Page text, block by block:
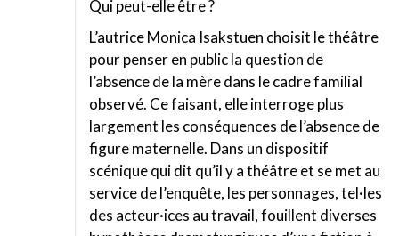
Qui peut-elle être ?
L’autrice Monica Isakstuen choisit le théâtre
pour penser en public la question de
l’absence de la mère dans le cadre familial
observé. Ce faisant, elle interroge plus
largement les conséquences de l’absence de
figure maternelle. Dans un dispositif
scénique qui dit qu’il y a théâtre et se met au
service de l’enquête, les personnages, tel·les
des acteur·ices au travail, fouillent diverses